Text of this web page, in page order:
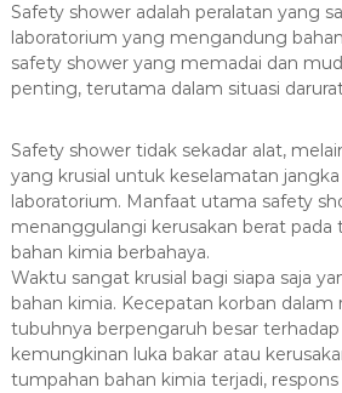
Safety shower adalah peralatan yang
laboratorium yang mengandung
safety shower yang memadai dan
penting, terutama dalam situasi
Safety shower tidak sekadar alat,
yang krusial untuk keselamatan
laboratorium. Manfaat utama safety
menanggulangi kerusakan berat pada
bahan kimia berbahaya.
Waktu sangat krusial bagi siapa saja
bahan kimia. Kecepatan korban
tubuhnya berpengaruh besar
kemungkinan luka bakar atau
tumpahan bahan kimia terjadi,